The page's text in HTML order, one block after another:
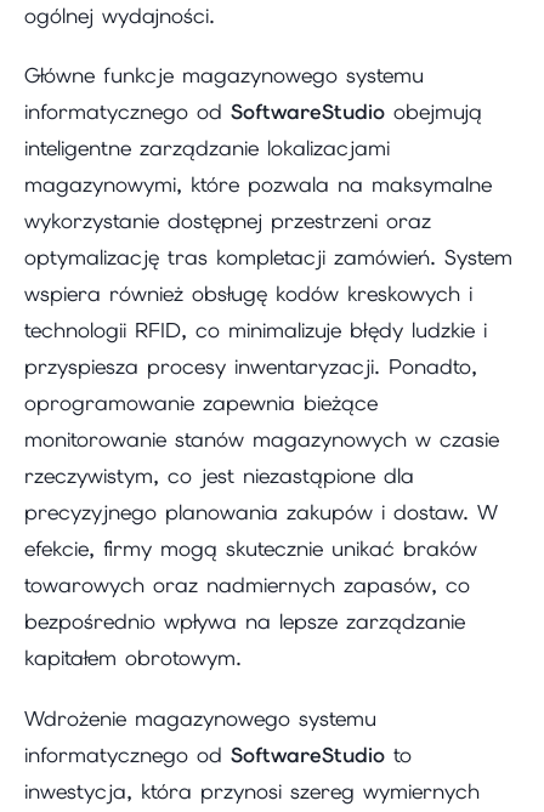
ogólnej wydajności.
Główne funkcje magazynowego systemu
informatycznego od SoftwareStudio obejmują
inteligentne zarządzanie lokalizacjami
magazynowymi, które pozwala na maksymalne
wykorzystanie dostępnej przestrzeni oraz
optymalizację tras kompletacji zamówień. System
wspiera również obsługę kodów kreskowych i
technologii RFID, co minimalizuje błędy ludzkie i
przyspiesza procesy inwentaryzacji. Ponadto,
oprogramowanie zapewnia bieżące
monitorowanie stanów magazynowych w czasie
rzeczywistym, co jest niezastąpione dla
precyzyjnego planowania zakupów i dostaw. W
efekcie, firmy mogą skutecznie unikać braków
towarowych oraz nadmiernych zapasów, co
bezpośrednio wpływa na lepsze zarządzanie
kapitałem obrotowym.
Wdrożenie magazynowego systemu
informatycznego od SoftwareStudio to
inwestycja, która przynosi szereg wymiernych